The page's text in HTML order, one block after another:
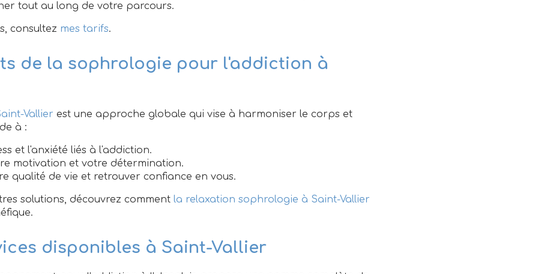
tout au long de votre parcours.
consultez mes tarifs.
de la sophrologie pour l'addiction à
Vallier est une approche globale qui vise à harmoniser le corps et
à :
et l'anxiété liés à l'addiction.
motivation et votre détermination.
qualité de vie et retrouver confiance en vous.
solutions, découvrez comment la relaxation sophrologie à Saint-Vallier
disponibles à Saint-Vallier